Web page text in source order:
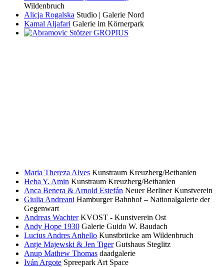
Wildenbruch
Alicja Rogalska Studio | Galerie Nord
Kamal Aljafari Galerie im Körnerpark
Maria Thereza Alves Kunstraum Kreuzberg/Bethanien
Heba Y. Amin Kunstraum Kreuzberg/Bethanien
Anca Benera & Arnold Estefán Neuer Berliner Kunstverein
Giulia Andreani Hamburger Bahnhof – Nationalgalerie der
Gegenwart
Andreas Wachter KVOST - Kunstverein Ost
Andy Hope 1930 Galerie Guido W. Baudach
Lucius Andres Anhello Kunstbrücke am Wildenbruch
Antje Majewski & Jen Tiger Gutshaus Steglitz
Anup Mathew Thomas daadgalerie
Iván Argote Spreepark Art Space